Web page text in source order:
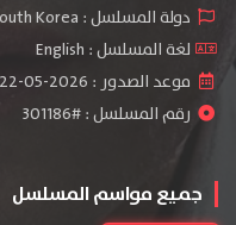
دولة المسلسل : South Korea
لغة المسلسل : English
موعد الصدور : 2026-05-22
رقم المسلسل : #301186
جميع مواسم المسلسل